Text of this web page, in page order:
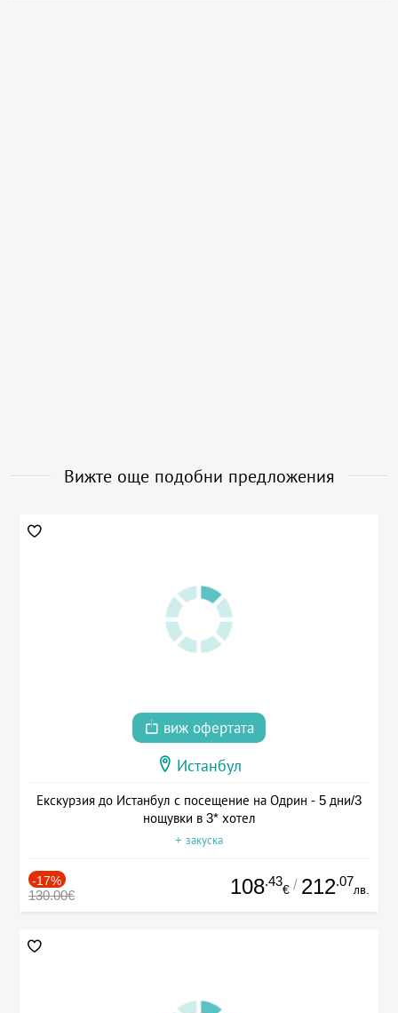
Вижте още подобни предложения
виж офертата
Истанбул
Екскурзия до Истанбул с посещение на Одрин - 5 дни/3
нощувки в 3* хотел
+ закуска
-17%
130.00€ 108.43
€ / 212.07
лв.